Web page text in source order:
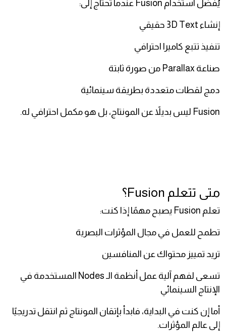
يُفضل استخدام Fusion عندما تحتاج إلى:
إنشاء 3D Text حقيقي
تنفيذ تتبع كاميرا احترافي
صناعة Parallax من صورة ثابتة
دمج لقطات متعددة بطريقة سينمائية
Fusion ليس بديلاً عن المونتاج، بل هو مكمل احترافي له.
متى تتعلم Fusion؟
تعلم Fusion يصبح مهمًا إذا كنت:
تطمح للعمل في مجال المؤثرات البصرية
تريد تمييز محتواك عن المنافسين
تسعى لفهم آلية عمل أنظمة الـ Nodes المستخدمة في
الإنتاج السينمائي
أما إن كنت في البداية، فابدأ بإتقان المونتاج ثم انتقل تدريجيًا
إلى عالم المؤثرات.